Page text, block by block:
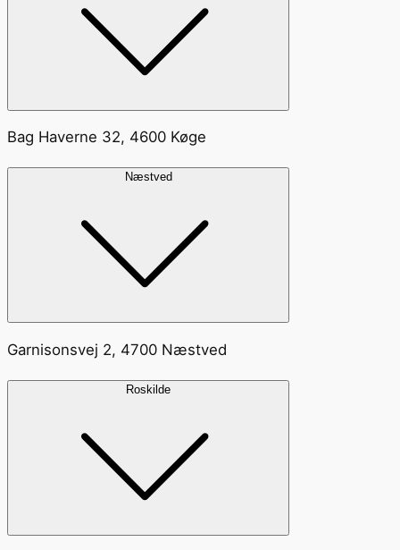
Bag Haverne 32, 4600 Køge
Næstved
Garnisonsvej 2, 4700 Næstved
Roskilde